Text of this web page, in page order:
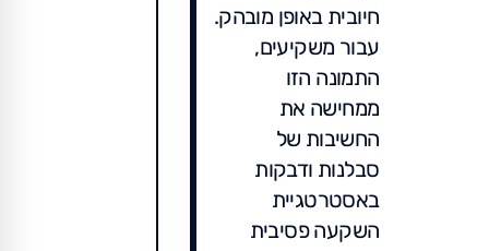
חיובית באופן מובהק.
עבור משקיעים,
התמונה הזו
ממחישה את
החשיבות של
סבלנות ודבקות
באסטרטגיית
השקעה פסיבית